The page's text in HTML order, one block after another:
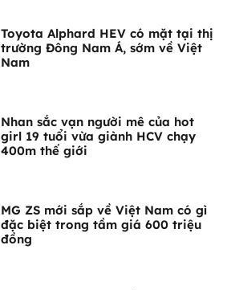
Toyota Alphard HEV có mặt tại thị
trường Đông Nam Á, sớm về Việt
Nam
Nhan sắc vạn người mê của hot
girl 19 tuổi vừa giành HCV chạy
400m thế giới
MG ZS mới sắp về Việt Nam có gì
đặc biệt trong tầm giá 600 triệu
đồng